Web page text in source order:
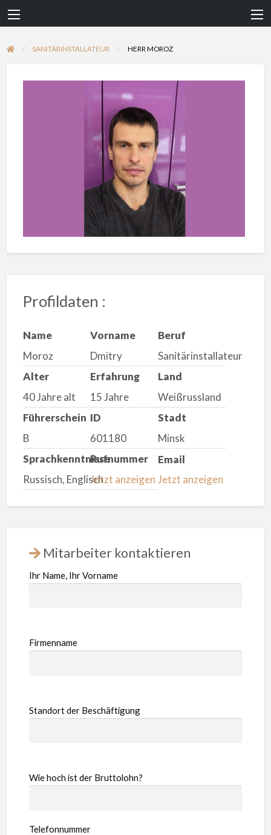
SANITÄRINSTALLATEUR HERR MOROZ
Profildaten :
Name
Moroz
Vorname
Dmitry
Beruf
Sanitärinstallateur
Alter
40 Jahre alt
Erfahrung
15 Jahre
Land
Weißrussland
Führerschein
B
ID
601180
Stadt
Minsk
Sprachkenntnisse
Russisch, Englisch
Rufnummer
Jetzt anzeigen
Email
Jetzt anzeigen
Mitarbeiter kontaktieren
Ihr Name, Ihr Vorname
Firmenname
Standort der Beschäftigung
Wie hoch ist der Bruttolohn?
Telefonnummer